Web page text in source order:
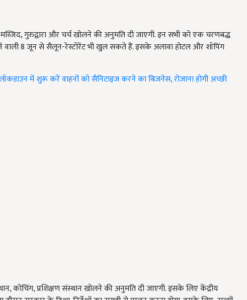
गुरुद्वारा और चर्च खोलने की अनुमति दी जाएगी. इन सभी को एक चरणबद्ध
वाली 8 जून से सैलून-रेस्टोरेंट भी खुल सकते हैं. इसके अलावा होटल और शॉपिंग
में शुरू करें वाहनों को सैनिटाइज करने का बिजनेस, रोजाना होगी अच्छी
कोचिंग, प्रशिक्षण संस्थान खोलने की अनुमति दी जाएगी. इसके लिए केंद्रीय